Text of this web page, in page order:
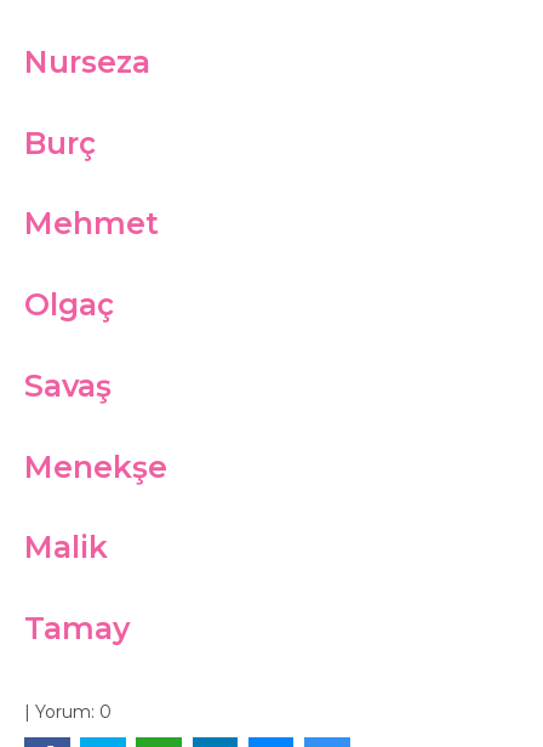
Nurseza
Burç
Mehmet
Olgaç
Savaş
Menekşe
Malik
Tamay
| Yorum: 0